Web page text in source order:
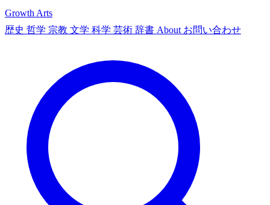
Growth Arts
歴史 哲学 宗教 文学 科学 芸術 辞書 About お問い合わせ